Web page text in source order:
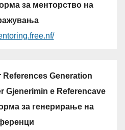
за менторство на
References Generation
Gjenerimin e Referencave
за генерирање на